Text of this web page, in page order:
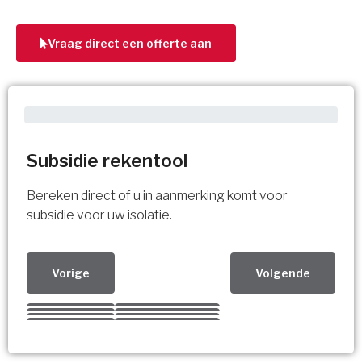
Subsidie rekentool
Bereken direct of u in aanmerking komt voor
subsidie voor uw isolatie.
Vorige Volgende
Kies uw Isolatiemaatregel
Meerdere keuzes mogelijk
Vorige Volgende
Vraag direct een offerte aan